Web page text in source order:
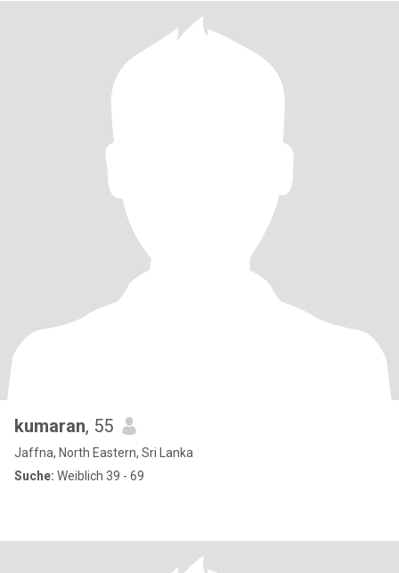
kumaran, 55
Jaffna, North Eastern, Sri Lanka
Suche: Weiblich 39 - 69